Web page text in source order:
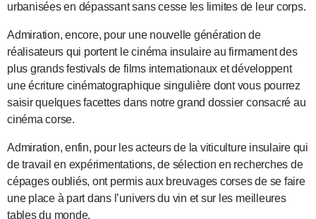
urbanisées en dépassant sans cesse les limites de leur corps.
Admiration, encore, pour une nouvelle génération de
réalisateurs qui portent le cinéma insulaire au firmament des
plus grands festivals de films internationaux et développent
une écriture cinématographique singulière dont vous pourrez
saisir quelques facettes dans notre grand dossier consacré au
cinéma corse.
Admiration, enfin, pour les acteurs de la viticulture insulaire qui
de travail en expérimentations, de sélection en recherches de
cépages oubliés, ont permis aux breuvages corses de se faire
une place à part dans l’univers du vin et sur les meilleures
tables du monde.